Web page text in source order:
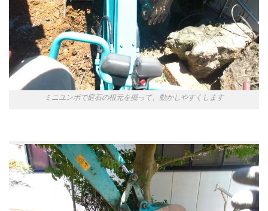
ミニユンボで庭石の根元を掘って、動かしやすくします